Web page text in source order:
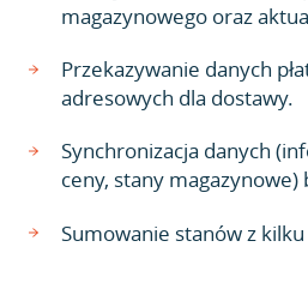
magazynowego oraz
Przekazywanie danych
adresowych dla dostawy.
Synchronizacja danych
ceny, stany magazynowe)
Sumowanie stanów z